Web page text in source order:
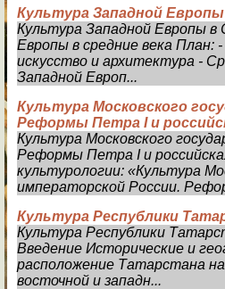
Культура Западной Европы
Культура Западной Европы в
Европы в средние века План:
искусство и архитектура -
Западной Европ...
Культура Московского
Реформы Петра I и
Культура Московского
Реформы Петра I и
культурологии: «Культура
императорской России.
Культура Республики
Культура Республики
Введение Исторические и
расположение Татарстана
восточной и западн...